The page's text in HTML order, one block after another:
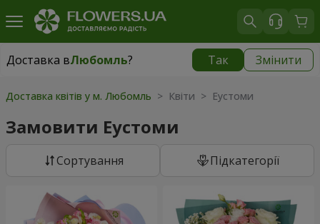
Доставка вЛюбомль? Так Змінити
Доставка вЛюбомль|
Доставка квітів у м. Любомль > Квіти > Еустоми
Замовити Еустоми
Сортування Підкатегорії